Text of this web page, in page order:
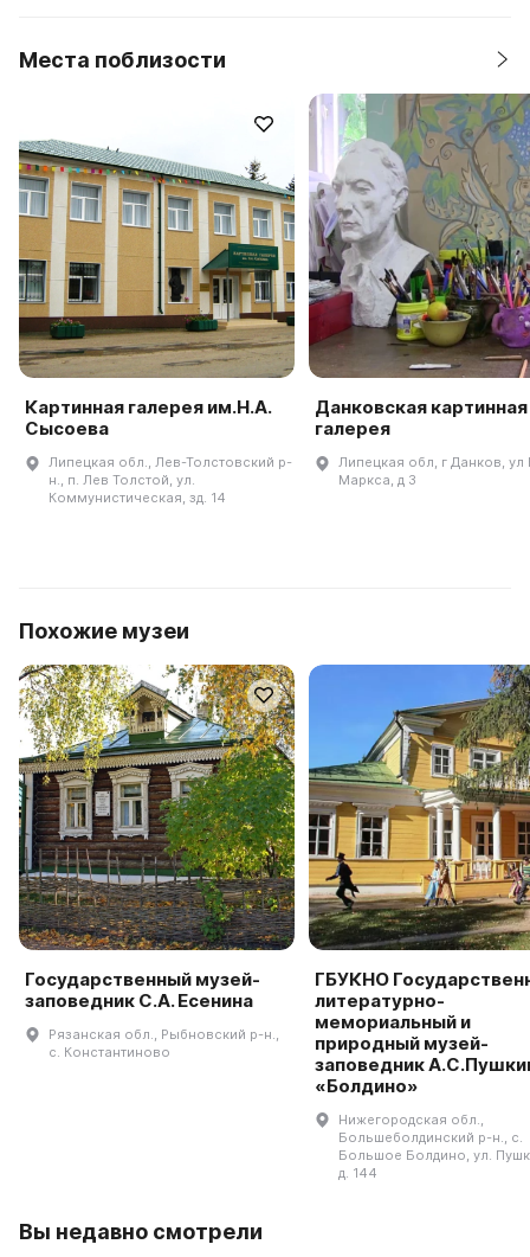
Места поблизости
Картинная галерея им.Н.А.
Сысоева
Липецкая обл., Лев-Толстовский р-
н., п. Лев Толстой, ул.
Коммунистическая, зд. 14
Данковская картинная
галерея
Липецкая обл, г Данков, ул
Маркса, д 3
Похожие музеи
Государственный музей-
заповедник С.А. Есенина
Рязанская обл., Рыбновский р-н.,
с. Константиново
ГБУКНО
литературно-
мемориальный и
природный музей-
заповедник
«Болдино»
Нижегородская обл.,
Большеболдинский р-н., с.
Большое Болдино, ул.
д. 144
Вы недавно смотрели